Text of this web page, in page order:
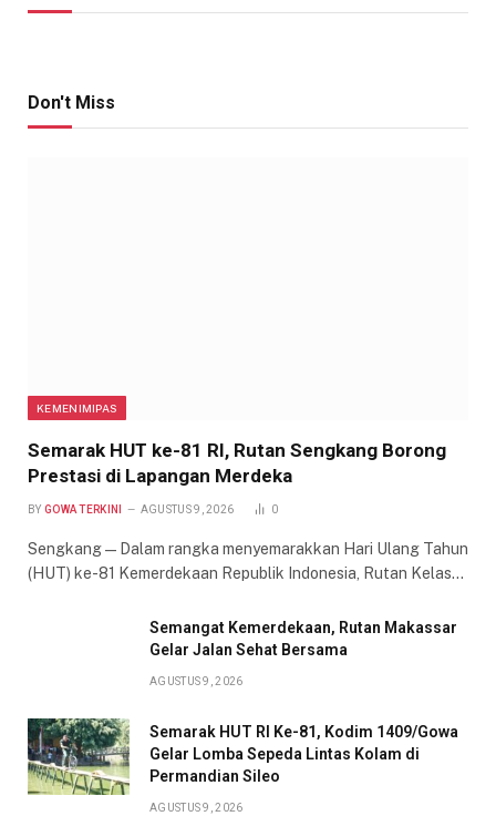
Don't Miss
KEMENIMIPAS
Semarak HUT ke-81 RI, Rutan Sengkang Borong
Prestasi di Lapangan Merdeka
BY GOWA TERKINI AGUSTUS 9, 2026 0
Sengkang — Dalam rangka menyemarakkan Hari Ulang Tahun
(HUT) ke-81 Kemerdekaan Republik Indonesia, Rutan Kelas…
Semangat Kemerdekaan, Rutan Makassar
Gelar Jalan Sehat Bersama
AGUSTUS 9, 2026
Semarak HUT RI Ke-81, Kodim 1409/Gowa
Gelar Lomba Sepeda Lintas Kolam di
Permandian Sileo
AGUSTUS 9, 2026